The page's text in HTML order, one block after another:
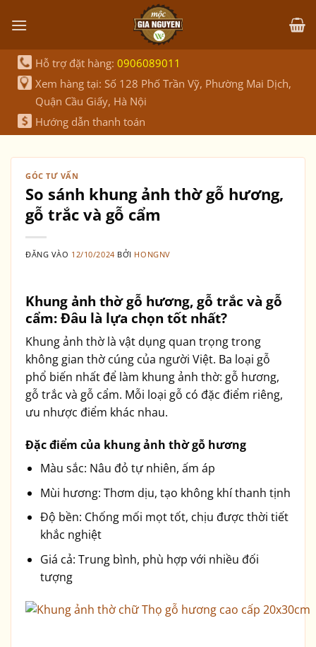
qua
dung
Hỗ trợ đặt hàng: 0906089011
Xem hàng tại: Số 128 Phố Trần Vỹ, Phường Mai Dịch,
Quận Cầu Giấy, Hà Nội
Hướng dẫn thanh toán
GÓC TƯ VẤN
So sánh khung ảnh thờ gỗ hương,
gỗ trắc và gỗ cẩm
ĐĂNG VÀO 12/10/2024 BỞI HONGNV
Khung ảnh thờ gỗ hương, gỗ trắc và gỗ
cẩm: Đâu là lựa chọn tốt nhất?
Khung ảnh thờ là vật dụng quan trọng trong
không gian thờ cúng của người Việt. Ba loại gỗ
phổ biến nhất để làm khung ảnh thờ: gỗ hương,
gỗ trắc và gỗ cẩm. Mỗi loại gỗ có đặc điểm riêng,
ưu nhược điểm khác nhau.
Đặc điểm của khung ảnh thờ gỗ hương
Màu sắc: Nâu đỏ tự nhiên, ấm áp
Mùi hương: Thơm dịu, tạo không khí thanh tịnh
Độ bền: Chống mối mọt tốt, chịu được thời tiết
khắc nghiệt
Giá cả: Trung bình, phù hợp với nhiều đối
tượng